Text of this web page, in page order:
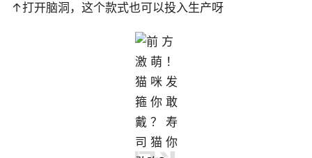
↑打开脑洞，这个款式也可以投入生产呀